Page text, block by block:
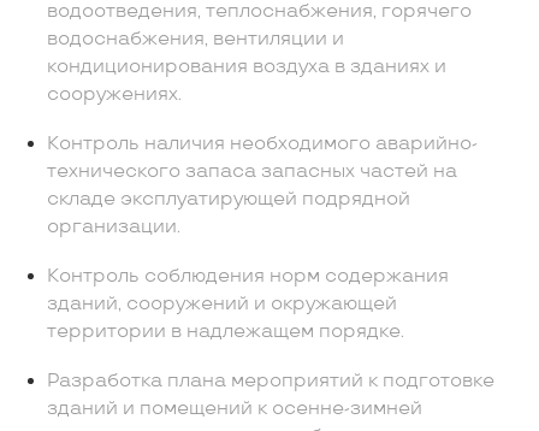
водоотведения, теплоснабжения, горячего
водоснабжения, вентиляции и
кондиционирования воздуха в зданиях и
сооружениях.
Контроль наличия необходимого аварийно-
технического запаса запасных частей на
складе эксплуатирующей подрядной
организации.
Контроль соблюдения норм содержания
зданий, сооружений и окружающей
территории в надлежащем порядке.
Разработка плана мероприятий к подготовке
зданий и помещений к осенне-зимней